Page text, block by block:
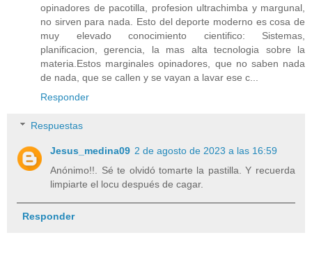
opinadores de pacotilla, profesion ultrachimba y margunal,
no sirven para nada. Esto del deporte moderno es cosa de
muy elevado conocimiento cientifico: Sistemas,
planificacion, gerencia, la mas alta tecnologia sobre la
materia.Estos marginales opinadores, que no saben nada
de nada, que se callen y se vayan a lavar ese c...
Responder
Respuestas
Jesus_medina09 2 de agosto de 2023 a las 16:59
Anónimo!!. Sé te olvidó tomarte la pastilla. Y recuerda
limpiarte el locu después de cagar.
Responder